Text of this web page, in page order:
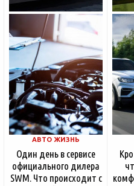
АВТО ЖИЗНЬ
Один день в сервисе
официального дилера
SWM. Что происходит с